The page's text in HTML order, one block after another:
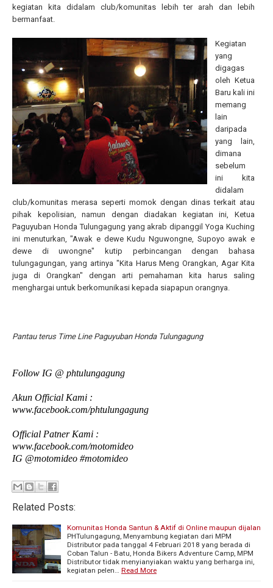
kegiatan kita didalam club/komunitas lebih ter arah dan lebih
bermanfaat.
Kegiatan
yang
digagas
oleh Ketua
Baru kali ini
memang
lain
daripada
yang lain,
dimana
sebelum
ini kita
didalam
club/komunitas merasa seperti momok dengan dinas terkait atau
pihak kepolisian, namun dengan diadakan kegiatan ini, Ketua
Paguyuban Honda Tulungagung yang akrab dipanggil Yoga Kuching
ini menuturkan, "Awak e dewe Kudu Nguwongne, Supoyo awak e
dewe di uwongne" kutip perbincangan dengan bahasa
tulungagungan, yang artinya "Kita Harus Meng Orangkan, Agar Kita
juga di Orangkan" dengan arti pemahaman kita harus saling
menghargai untuk berkomunikasi kepada siapapun orangnya.
Pantau terus Time Line Paguyuban Honda Tulungagung
Follow IG @ phtulungagung
Akun Official Kami :
www.facebook.com/phtulungagung
Official Patner Kami :
www.facebook.com/motomideo
IG @motomideo #motomideo
Related Posts:
Komunitas Honda Santun & Aktif di Online maupun dijalan
PHTulungagung, Menyambung kegiatan dari MPM
Distributor pada tanggal 4 Februari 2018 yang berada di
Coban Talun - Batu, Honda Bikers Adventure Camp, MPM
Distributor tidak menyianyiakan waktu yang berharga ini,
kegiatan pelen… Read More